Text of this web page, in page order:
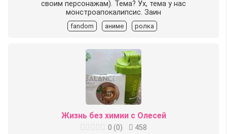
своим персонажам). Тема? Ух, тема у нас
монстроапокалипсис. Заин
fandom аниме ролка
Жизнь без химии с Олесей
0 (0)
458